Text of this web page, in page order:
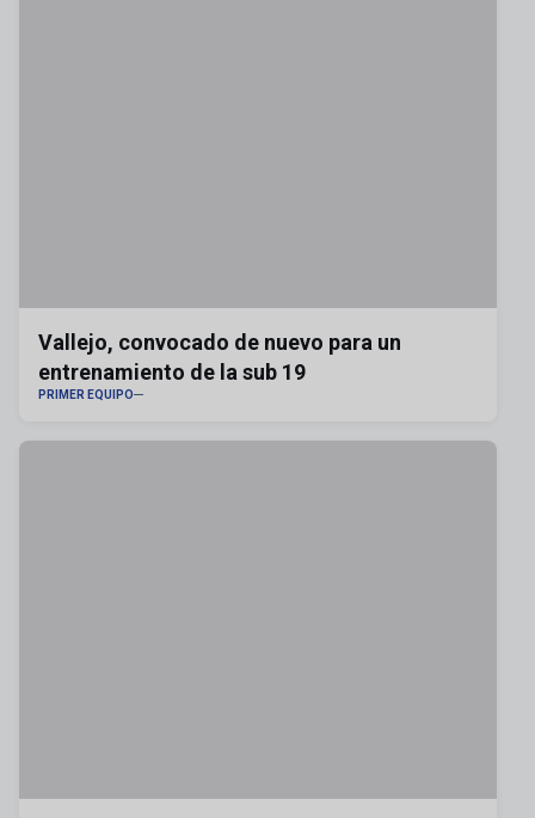
Vallejo, convocado de nuevo para un
entrenamiento de la sub 19
PRIMER EQUIPO